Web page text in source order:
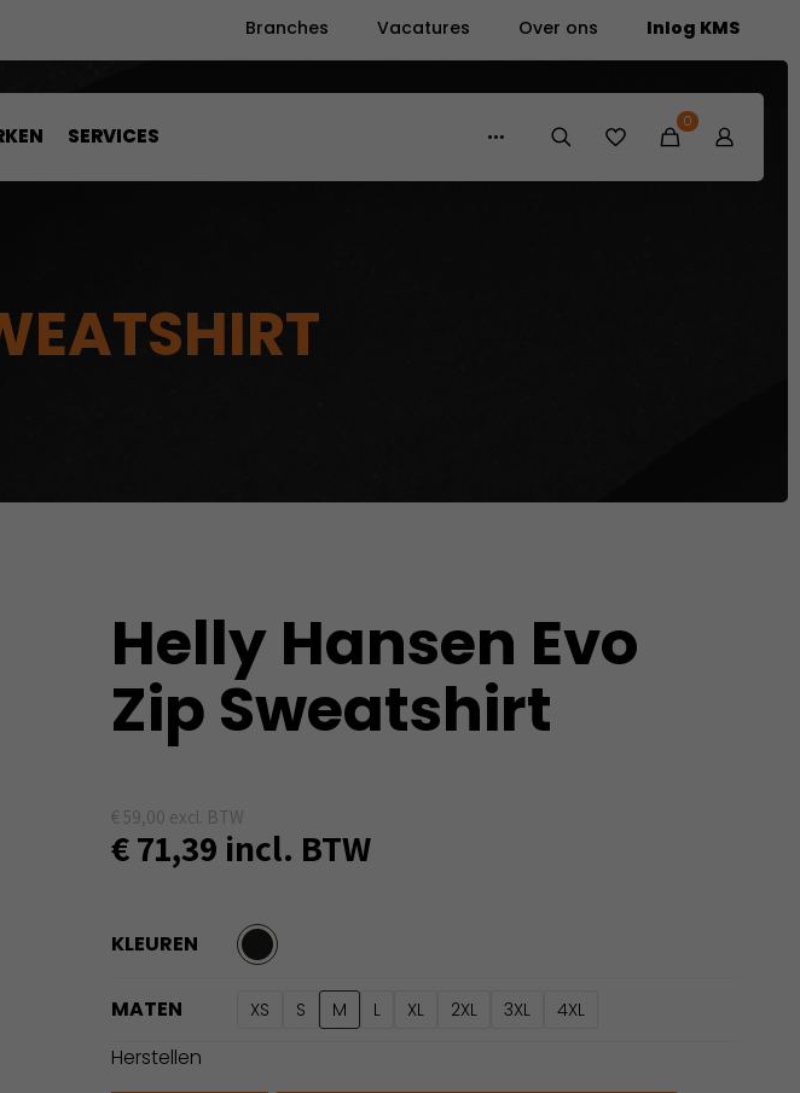
Branches Vacatures Over ons Inlog KMS
SERVICES
0
Helly Hansen Evo
Zip Sweatshirt
€ 59,00 excl. BTW
€71,39 incl. BTW
KLEUREN
MATEN XS S M L XL 2XL 3XL 4XL
Herstellen